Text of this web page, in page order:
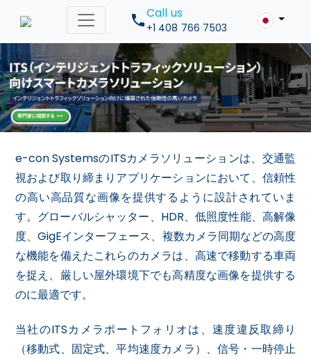
Call us
+1 408 766 7503
e-con SystemsのITSカメラソリューションは、交通監
視および取り締まりアプリケーションにおいて、信頼性
の高い高品質な画像を提供するように設計されていま
す。グローバルシャッター、HDR、低照度性能、高解像
度、GigEインターフェース、複数カメラ同期などの高度
な機能を備えたこれらのカメラは、高速で移動する車両
を捉え、厳しい屋外環境下でも高精度な画像を提供する
のに最適です。
当社のITSカメラポートフォリオは、速度違反取締り
（移動式、固定式、平均速度カメラ）、信号・一時停止